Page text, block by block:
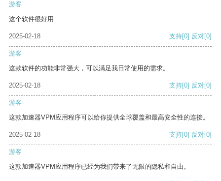
游客
这个软件很好用
2025-02-18 支持[0] 反对[0]
游客
这款软件的功能非常强大，可以满足我日常使用的需求。
2025-02-18 支持[0] 反对[0]
游客
这款加速器VPM应用程序可以给你提供全球覆盖和最高安全性的连接。
2025-02-18 支持[0] 反对[0]
游客
这款加速器VPM应用程序已经为我们带来了无限的隐私和自由。